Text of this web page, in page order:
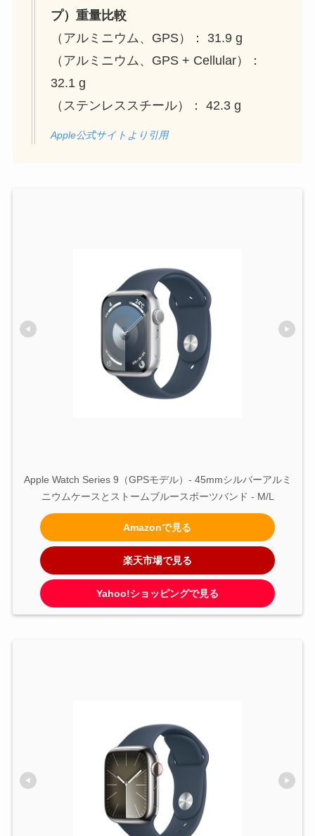
プ）重量比較
（アルミニウム、GPS）： 31.9 g
（アルミニウム、GPS + Cellular）：
32.1 g
（ステンレススチール）： 42.3 g
Apple公式サイトより引用
Apple Watch Series 9（GPSモデル）- 45mmシルバーアルミ
ニウムケースとストームブルースポーツバンド - M/L
Amazonで見る
楽天市場で見る
Yahoo!ショッピングで見る